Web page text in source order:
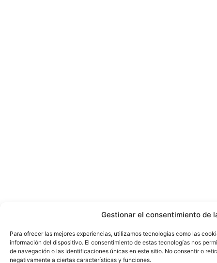
Gestionar el consentimiento de
Para ofrecer las mejores experiencias, utilizamos tecnologías como las
información del dispositivo. El consentimiento de estas tecnologías nos
de navegación o las identificaciones únicas en este sitio. No consentir o
negativamente a ciertas características y funciones.